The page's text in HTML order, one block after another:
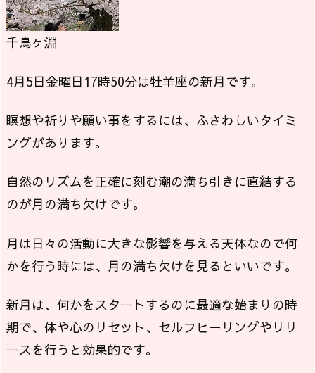
千鳥ヶ淵
4月5日金曜日17時50分は牡羊座の新月です。
瞑想や祈りや願い事をするには、ふさわしいタイミ
ングがあります。
自然のリズムを正確に刻む潮の満ち引きに直結する
のが月の満ち欠けです。
月は日々の活動に大きな影響を与える天体なので何
かを行う時には、月の満ち欠けを見るといいです。
新月は、何かをスタートするのに最適な始まりの時
期で、体や心のリセット、セルフヒーリングやリリ
ースを行うと効果的です。